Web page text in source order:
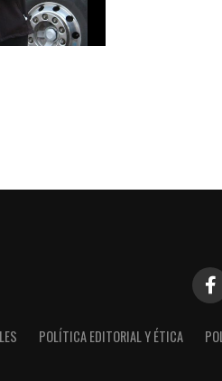
POLÍTICA EDITORIAL Y ÉTICA